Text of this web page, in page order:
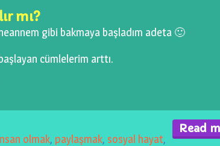
mı?
gibi bakmaya başladım adeta 🙂
cümlelerim arttı.
Read
olmak, paylaşmak, sosyal hayat,